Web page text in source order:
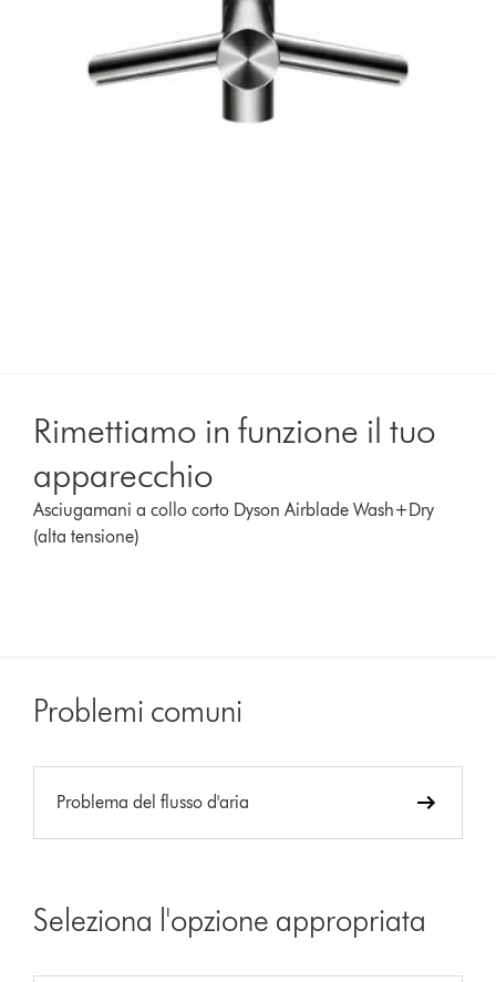
Rimettiamo in funzione il tuo
apparecchio
Asciugamani a collo corto Dyson Airblade Wash+Dry
(alta tensione)
Problemi comuni
Problema del flusso d'aria
Seleziona l'opzione appropriata